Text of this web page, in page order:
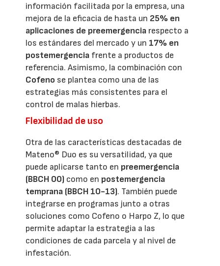
información facilitada por la empresa, una
mejora de la eficacia de hasta un 25% en
aplicaciones de preemergencia respecto a
los estándares del mercado y un 17% en
postemergencia frente a productos de
referencia. Asimismo, la combinación con
Cofeno se plantea como una de las
estrategias más consistentes para el
control de malas hierbas.
Flexibilidad de uso
Otra de las características destacadas de
Mateno® Duo es su versatilidad, ya que
puede aplicarse tanto en preemergencia
(BBCH 00) como en postemergencia
temprana (BBCH 10-13). También puede
integrarse en programas junto a otras
soluciones como Cofeno o Harpo Z, lo que
permite adaptar la estrategia a las
condiciones de cada parcela y al nivel de
infestación.